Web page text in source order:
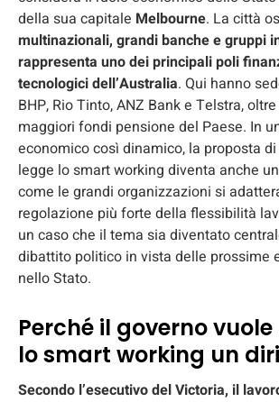
della sua capitale Melbourne. La città
multinazionali, grandi banche e gruppi
rappresenta uno dei principali poli
tecnologici dell’Australia. Qui hanno
BHP, Rio Tinto, ANZ Bank e Telstra,
maggiori fondi pensione del Paese. In
economico così dinamico, la proposta
legge lo smart working diventa anche
come le grandi organizzazioni si
regolazione più forte della flessibilità
un caso che il tema sia diventato
dibattito politico in vista delle prossime
nello Stato.
Perché il governo
lo smart working un
Secondo l’esecutivo del Victoria, il